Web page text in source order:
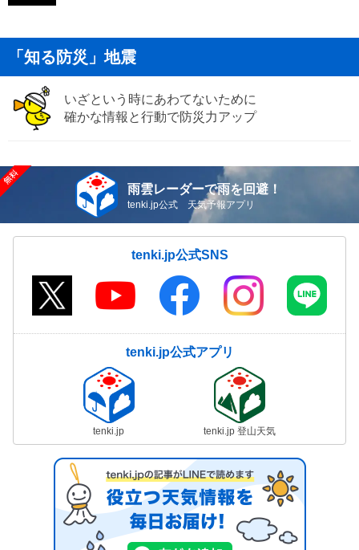
「知る防災」地震
いざという時にあわてないために
確かな情報と行動で防災力アップ
雨雲レーダーで雨を回避！
tenki.jp公式 天気予報アプリ
tenki.jp公式SNS
tenki.jp公式アプリ
tenki.jp tenki.jp 登山天気